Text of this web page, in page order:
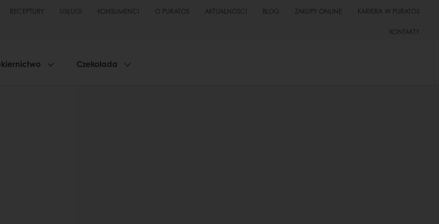
RECEPTURY USŁUGI KONSUMENCI O PURATOS AKTUALNOŚCI BLOG ZAKUPY ONLINE KARIERA W PURATOS
KONTAKTY
Czekolada